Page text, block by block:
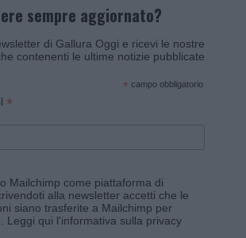
sempre aggiornato?
di Gallura Oggi e ricevi le nostre
contenenti le ultime notizie pubblicate
* campo obbligatorio
*
Mailchimp come piattaforma di
alla newsletter accetti che le
siano trasferite a Mailchimp per
Leggi qui l'informativa sulla privacy